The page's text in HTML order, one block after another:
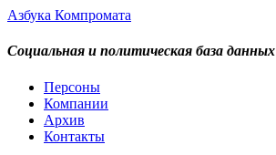
Азбука Компромата
Социальная и политическая база данных
Персоны
Компании
Архив
Контакты